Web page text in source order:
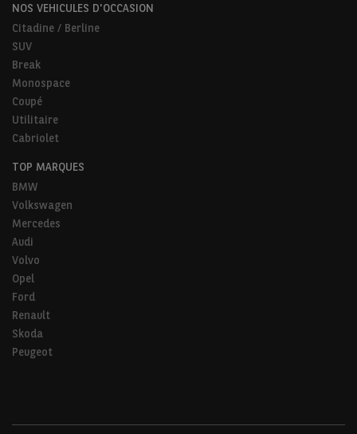
NOS VEHICULES D'OCCASION
Citadine / Berline
SUV
Break
Monospace
Coupé
Utilitaire
Cabriolet
TOP MARQUES
BMW
Volkswagen
Mercedes
Audi
Volvo
Opel
Ford
Renault
Skoda
Peugeot